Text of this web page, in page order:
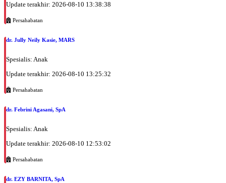
Update terakhir: 2026-08-10 13:38:38
Persahabatan
dr. Jully Neily Kasie, MARS
Spesialis: Anak
Update terakhir: 2026-08-10 13:25:32
Persahabatan
dr. Febrini Agasani, SpA
Spesialis: Anak
Update terakhir: 2026-08-10 12:53:02
Persahabatan
dr. EZY BARNITA, SpA